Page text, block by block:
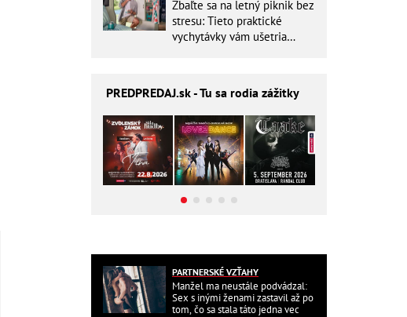
Zbaľte sa na letný piknik bez
stresu: Tieto praktické
vychytávky vám ušetria
PREDPREDAJ.sk - Tu sa rodia zážitky
PARTNERSKÉ VZŤAHY
Manžel ma neustále podvádzal:
Sex s inými ženami zastavil až po
tom, čo sa stala táto jedna vec